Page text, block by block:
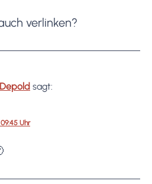
verlinken?
sagt:
Uhr